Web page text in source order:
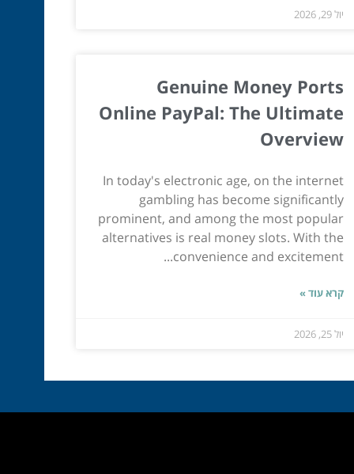
יול 29, 2026
Genuine Money Ports
Online PayPal: The Ultimate
Overview
In today's electronic age, on the internet
gambling has become significantly
prominent, and among the most popular
alternatives is real money slots. With the
convenience and excitement...
קרא עוד »
יול 25, 2026